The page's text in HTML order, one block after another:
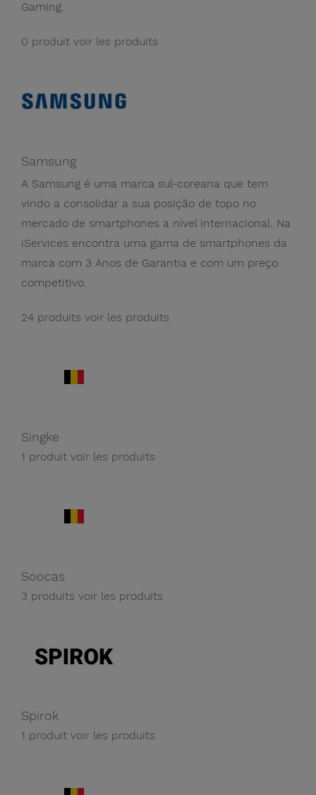
Gaming.
0 produit voir les produits
Samsung
A Samsung é uma marca sul-coreana que tem
vindo a consolidar a sua posição de topo no
mercado de smartphones a nível internacional. Na
iServices encontra uma gama de smartphones da
marca com 3 Anos de Garantia e com um preço
competitivo.
24 produits voir les produits
Singke
1 produit voir les produits
Soocas
3 produits voir les produits
Spirok
1 produit voir les produits